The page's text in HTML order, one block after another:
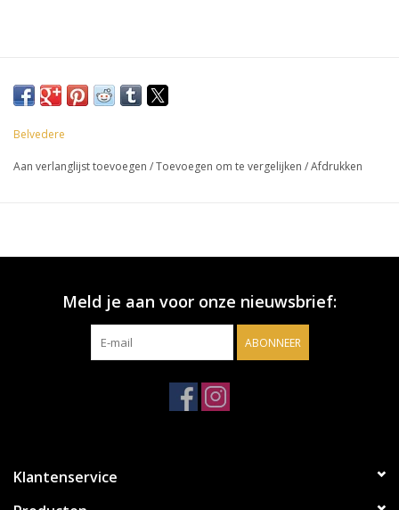
Belvedere
Aan verlanglijst toevoegen /Toevoegen om te vergelijken /Afdrukken
Meld je aan voor onze nieuwsbrief:
ABONNEER
Klantenservice